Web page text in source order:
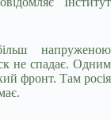
напруженою
не спадає. Одним
фронт. Там росія